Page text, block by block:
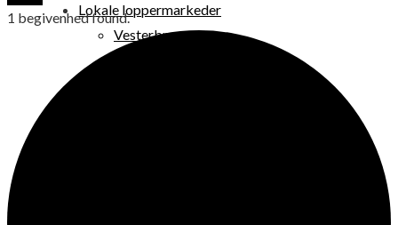
Lokale loppermarkeder
Vesterbro
1 begivenhed found.